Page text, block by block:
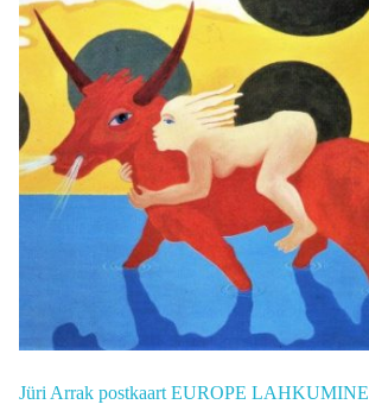
Jüri Arrak postkaart EUROPE LAHKUMINE